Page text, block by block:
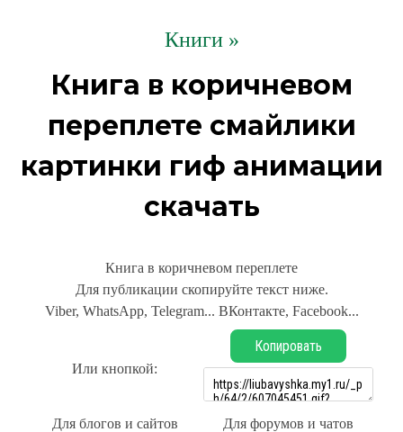
Книги »
Книга в коричневом
переплете смайлики
картинки гиф анимации
скачать
Книга в коричневом переплете
Для публикации скопируйте текст ниже.
Viber, WhatsApp, Telegram... ВКонтакте, Facebook...
Или кнопкой:
Копировать
Для блогов и сайтов Для форумов и чатов